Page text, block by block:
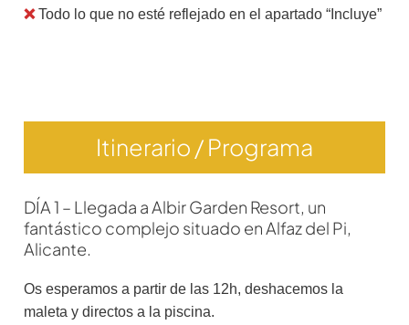
❌Todo lo que no esté reflejado en el apartado “Incluye”
Itinerario / Programa
DÍA 1 – Llegada a Albir Garden Resort, un
fantástico complejo situado en Alfaz del Pi,
Alicante.
Os esperamos a partir de las 12h, deshacemos la
maleta y directos a la piscina.